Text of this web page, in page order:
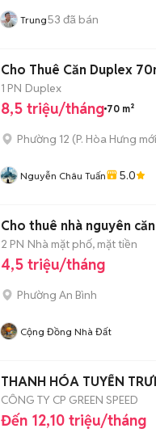
Trung53 đã bán
Cho Thuê Căn Duplex
1 PN Duplex
8,5 triệu/tháng 70 m²
Phường 12 (P. Hòa Hưng
Nguyễn Châu Tuấn 5.0
Cho thuê nhà nguyên
2 PN Nhà mặt phố, mặt tiền
4,5 triệu/tháng
Phường An Bình
Cộng Đồng Nhà Đất
THANH HÓA TUYỂN
CÔNG TY CP GREEN SPEED
Đến 12,10 triệu/tháng